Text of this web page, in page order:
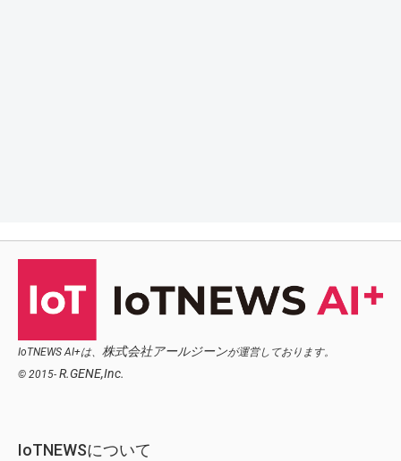
IoTNEWS AI+は、 株式会社アールジーンが運営しております。
© 2015- R.GENE,Inc.
IoTNEWSについて